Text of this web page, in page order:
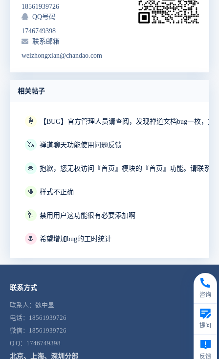
18561939726
QQ号码
1746749398
联系邮箱
weizhongxian@chandao.com
相关帖子
🍦
🦄 禅道聊天功能使用问题反馈
🍚
🌵 样式不正确
🥂 禁用用户这功能很有必要添加啊
🌷 希望增加bug的工时统计
联系方式
联系人：魏中显
电话：18561939726
微信：18561939726
Q Q：1746749398
北京、上海、深圳分部
咨询
提问
反馈